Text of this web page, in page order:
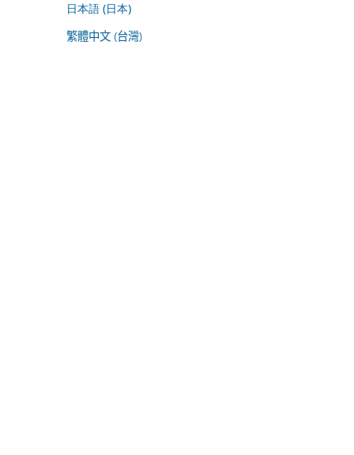
日本語 (日本)
繁體中文 (台灣)